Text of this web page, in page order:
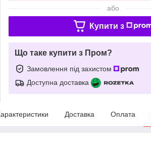
або
Купити з
Що таке купити з Пром?
Замовлення під захистом
Доступна доставка
Доставка Оплата